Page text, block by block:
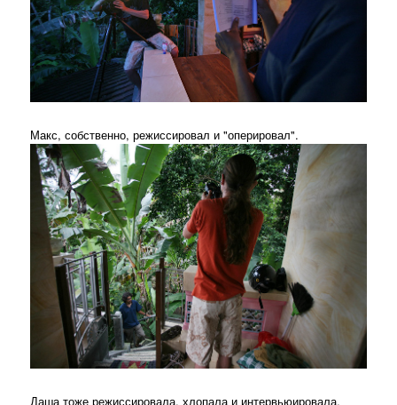
Макс, собственно, режиссировал и "оперировал".
Даша тоже режиссировала, хлопала и интервьюировала.